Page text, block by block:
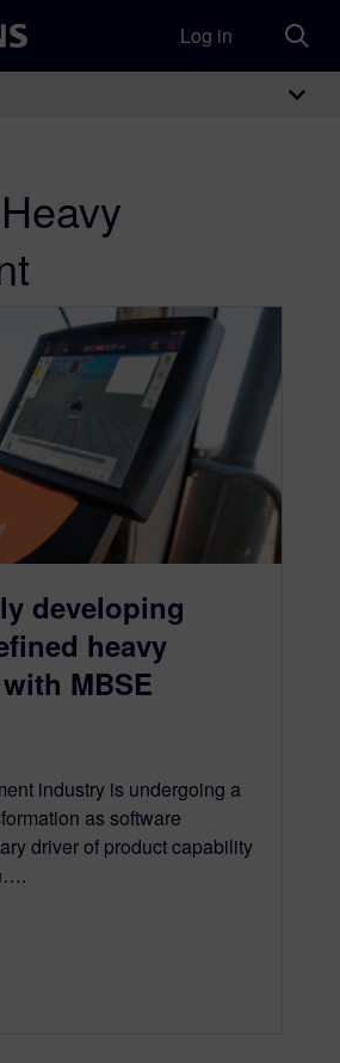
Log in
Heavy
developing
heavy
MBSE
industry is undergoing a
as software
driver of product capability